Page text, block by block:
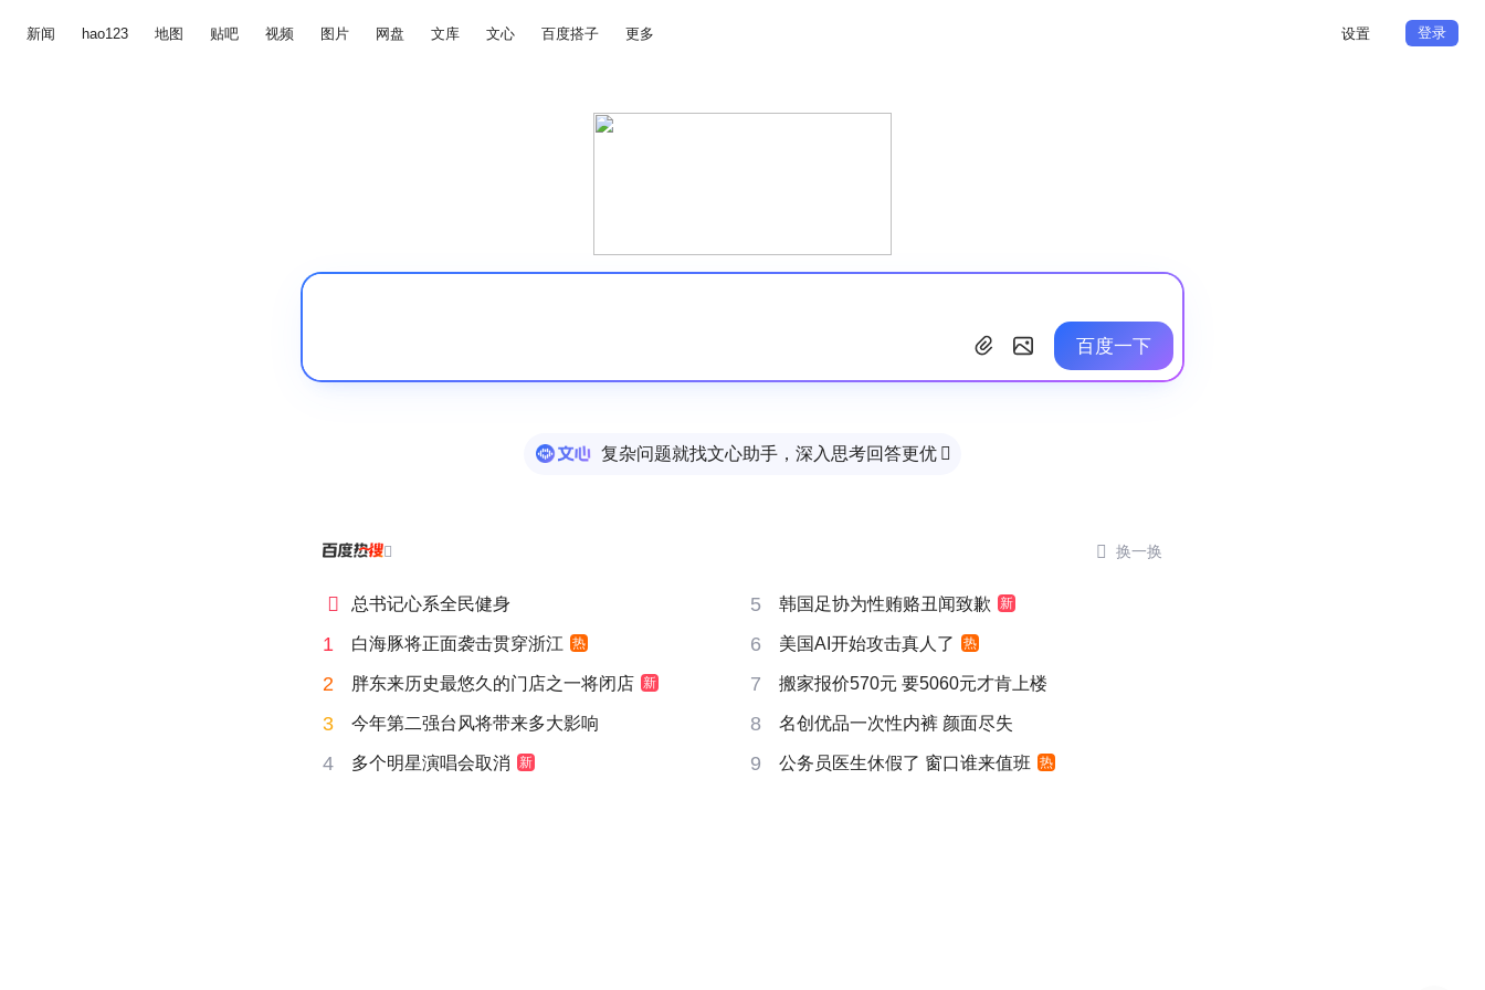
新闻 hao123 地图 贴吧 视频 图片 网盘 文库 文心 百度搭子 更多 设置 登录
百度一下
复杂问题就找文心助手，深入思考回答更优 
  换一换
 总书记心系全民健身 5 韩国足协为性贿赂丑闻致歉 新
1 白海豚将正面袭击贯穿浙江 热 6 美国AI开始攻击真人了 热
2 胖东来历史最悠久的门店之一将闭店 新 7 搬家报价570元 要5060元才肯上楼
3 今年第二强台风将带来多大影响 8 名创优品一次性内裤 颜面尽失
4 多个明星演唱会取消 新 9 公务员医生休假了 窗口谁来值班 热